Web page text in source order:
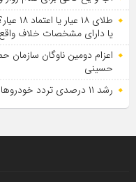
طلای
یا دارای مشخصات خلاف
اعزام دومین ناوگان سازمان
حسینی
رشد ۱۱ درصدی تردد خودروها در جاده‌های مسیر زوار اربعین در کرمانشاه